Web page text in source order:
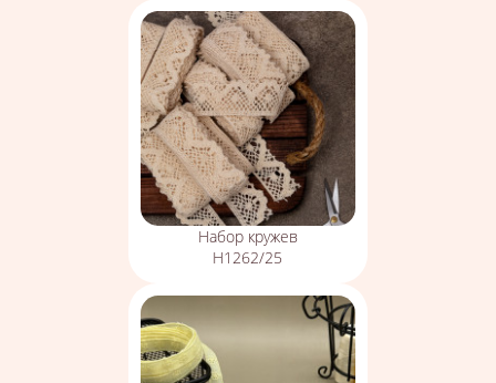
Набор кружев
Н1262/25